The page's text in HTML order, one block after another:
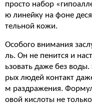
просто набор
ю линейку на фоне
тельной кожи.
Особого внимания
ль. Он не пенится и
ьзовать даже без
рых людей контакт
м раздражения.
овой кислоты не